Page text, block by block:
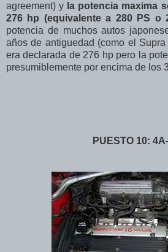
agreement) y la potencia maxima
276 hp (equivalente a 280 PS o
potencia de muchos autos
años de antiguedad (como el
era declarada de 276 hp pero la
presumiblemente por encima de los
PUESTO 10: